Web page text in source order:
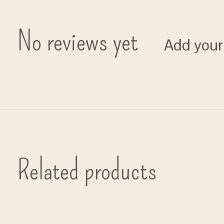
No reviews yet Add
Related products